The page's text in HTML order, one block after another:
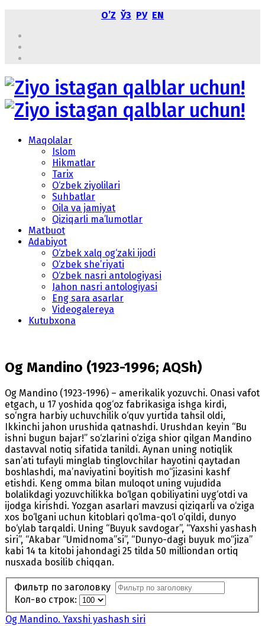
OʼZ ЎЗ РУ EN
Maqolalar
Islom
Hikmatlar
Tarix
O‘zbek ziyolilari
Suhbatlar
Oila va jamiyat
Qiziqarli ma’lumotlar
Matbuot
Adabiyot
O‘zbek xalq og‘zaki ijodi
O‘zbek she’riyati
O‘zbek nasri antologiyasi
Jahon nasri antologiyasi
Eng sara asarlar
Videogalereya
Kutubxona
Og Mandino (1923-1996; AQSh)
Og Mandino (1923-1996) – amerikalik yozuvchi. Onasi vafot
etgach, u 17 yoshida qog‘oz fabrikasiga ishga kirdi,
so‘ngra harbiy uchuvchilik o‘quv yurtida tahsil oldi,
Ikkinchi jahon urushida qatnashdi. Urushdan keyin “Bu
ishni bugun bajar!” so‘zlarini o‘ziga shior qilgan Mandino
dastavval notiq sifatida tanildi. Aynan uning notiqlik
san’ati tufayli minglab tinglovchilar hayotini qaytadan
boshlashdi, ma’naviyatini boyitish mo‘‘jizasini kashf
etishdi. Keng omma bilan muloqot uning vujudida
bolalikdagi yozuvchilikka bo‘lgan qobiliyatini uyg‘otdi va
ijodga kirishdi. Yozgan asarlari mavzusi qiziqarli va o‘ziga
xos bo‘lgani uchun kitoblari qo‘lma-qo‘l o‘qildi, dunyo
bo‘ylab tarqaldi. Uning “Buyuk savdogar”, “Yaxshi yashash
siri”, “Akabar “Umidnoma”si”, “Dunyo-dagi buyuk mo‘‘jiza”
kabi 14 ta kitobi jahondagi 25 tilda 50 milliondan ortiq
nusxada bosilib chiqqan.
Фильтр по заголовку
Кол-во строк:
Og Mandino. Yaxshi yashash siri